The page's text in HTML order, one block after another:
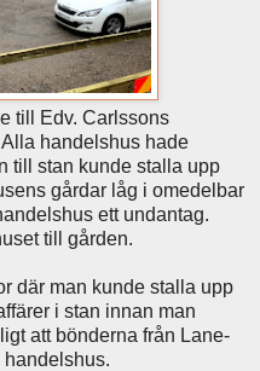
till Edv. Carlssons
handelshus hade
till stan kunde stalla upp
gårdar låg i omedelbar
ett undantag.
till gården.
där man kunde stalla upp
i stan innan man
att bönderna från Lane-
handelshus.